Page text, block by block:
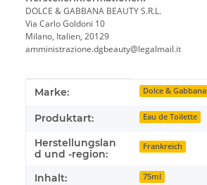
DOLCE & GABBANA BEAUTY S.R.L.
Via Carlo Goldoni 10
Milano, Italien, 20129
amministrazione.dgbeauty@legalmail.it
Produkteigenschaft
Wert
Marke: Dolce & Gabbana
Produktart: Eau de Toilette
Herstellungslan
d und -region:
Frankreich
Inhalt: 75ml